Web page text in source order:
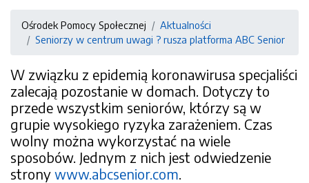
Ośrodek Pomocy Społecznej
Aktualności
Seniorzy w centrum uwagi ? rusza platforma ABC Senior
W związku z epidemią koronawirusa specjaliści
zalecają pozostanie w domach. Dotyczy to
przede wszystkim seniorów, którzy są w
grupie wysokiego ryzyka zarażeniem. Czas
wolny można wykorzystać na wiele
sposobów. Jednym z nich jest odwiedzenie
strony www.abcsenior.com.